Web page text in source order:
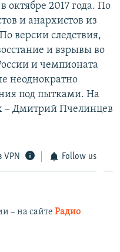
октябре 2017 года. По
и анархистов из
версии следствия,
и взрывы во
и чемпионата
неоднократно
под пытками. На
– Дмитрий Пчелинцев
VPN Follow us
– на сайте Радио